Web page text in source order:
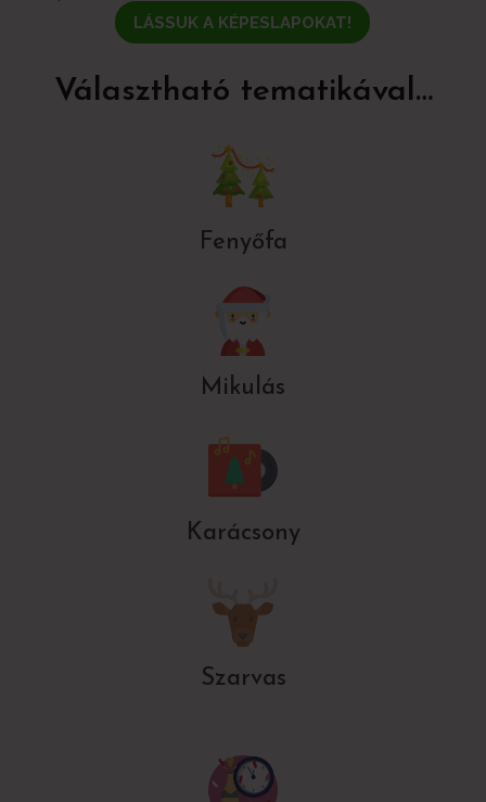
LÁSSUK A KÉPESLAPOKAT!
Választható tematikával…
Fenyőfa
Mikulás
Karácsony
Szarvas